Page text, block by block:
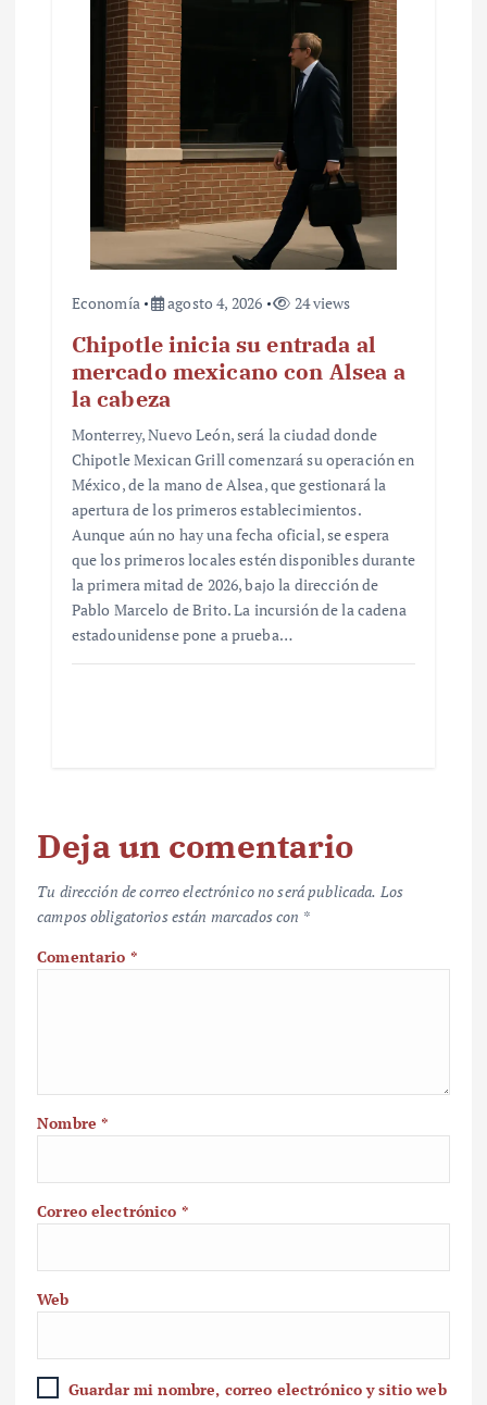
Economía agosto 4, 2026 24 views
Chipotle inicia su entrada al
mercado mexicano con Alsea a
la cabeza
Monterrey, Nuevo León, será la ciudad donde
Chipotle Mexican Grill comenzará su operación en
México, de la mano de Alsea, que gestionará la
apertura de los primeros establecimientos.
Aunque aún no hay una fecha oficial, se espera
que los primeros locales estén disponibles durante
la primera mitad de 2026, bajo la dirección de
Pablo Marcelo de Brito. La incursión de la cadena
estadounidense pone a prueba…
Deja un comentario
Tu dirección de correo electrónico no será publicada. Los
campos obligatorios están marcados con *
Comentario *
Nombre*
Correo electrónico *
Web
Guardar mi nombre, correo electrónico y sitio web